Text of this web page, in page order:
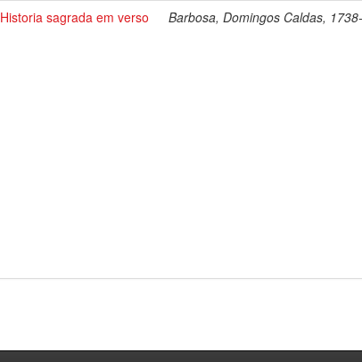
Historia sagrada em verso Barbosa, Domingos Caldas,